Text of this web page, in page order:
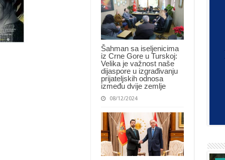
Šahman sa iseljenicima
iz Crne Gore u Turskoj:
Velika je važnost naše
dijaspore u izgrađivanju
prijateljskih odnosa
između dvije zemlje
08/12/2024